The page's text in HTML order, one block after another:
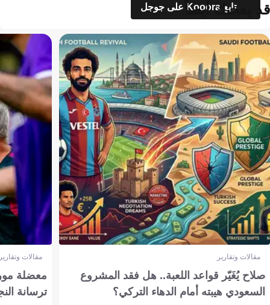
تابع Kooora على جوجل
قد يعجبك أيضاً
مقالات وتقارير
صلاح يُغَيّر قواعد اللعبة.. هل فقد المشروع
السعودي هيبته أمام الدهاء التركي؟
مقالات
معضلة
ترسانة